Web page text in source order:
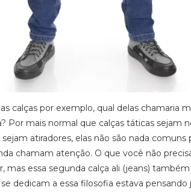
calças por exemplo, qual delas chamaria
Por mais normal que calças táticas sejam
atiradores, elas não são nada
chamam atenção. O que você não
mas essa segunda calça ali (jeans)
dedicam a essa filosofia estava